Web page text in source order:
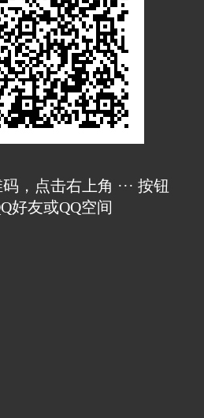
，点击右上角 ··· 按钮
好友或QQ空间